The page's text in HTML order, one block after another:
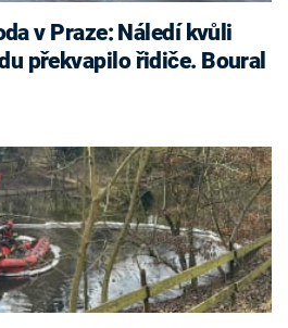
překvapilo řidiče. Boural